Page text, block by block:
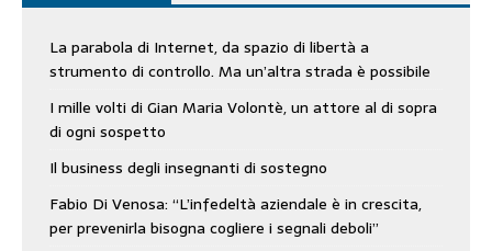
La parabola di Internet, da spazio di libertà a
strumento di controllo. Ma un’altra strada è possibile
I mille volti di Gian Maria Volontè, un attore al di sopra
di ogni sospetto
Il business degli insegnanti di sostegno
Fabio Di Venosa: “L’infedeltà aziendale è in crescita,
per prevenirla bisogna cogliere i segnali deboli”